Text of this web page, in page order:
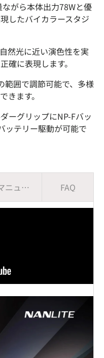
がら本体出力78Wと優
したバイカラースタジ
然光に近い演色性を実
確に表現します。
範囲で調節可能で、多様
きます。
ーグリップにNP-Fバッ
ッテリー駆動が可能で
マニュアル FAQ